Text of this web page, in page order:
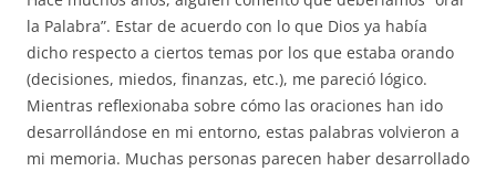
la Palabra”. Estar de acuerdo con lo que Dios ya había
dicho respecto a ciertos temas por los que estaba orando
(decisiones, miedos, finanzas, etc.), me pareció lógico.
Mientras reflexionaba sobre cómo las oraciones han ido
desarrollándose en mi entorno, estas palabras volvieron a
mi memoria. Muchas personas parecen haber desarrollado